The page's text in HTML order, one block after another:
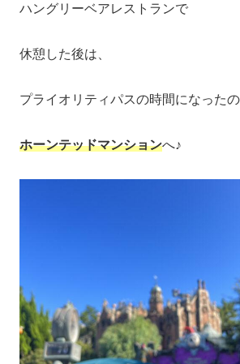
ハングリーベアレストランで
休憩した後は、
プライオリティパスの時間になったの
ホーンテッドマンションへ♪